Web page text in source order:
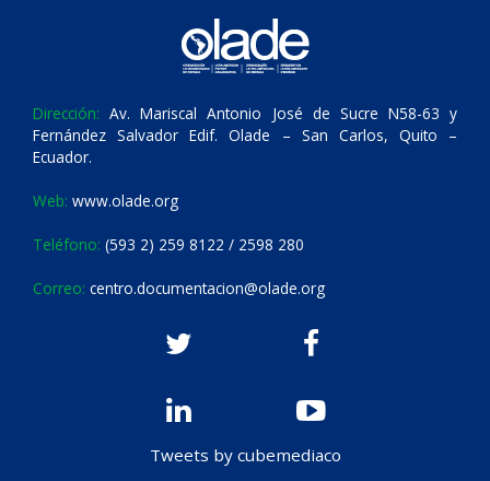
Dirección: Av. Mariscal Antonio José de Sucre N58-63 y
Fernández Salvador Edif. Olade – San Carlos, Quito –
Ecuador.
Web: www.olade.org
Teléfono: (593 2) 259 8122 / 2598 280
Correo: centro.documentacion@olade.org
Tweets by cubemediaco